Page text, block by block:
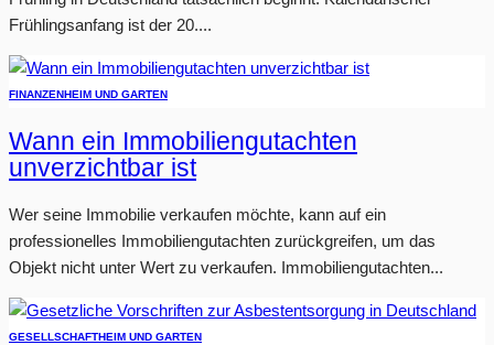
Frühlingsanfang ist der 20....
FINANZENHEIM UND GARTEN
Wann ein Immobiliengutachten
unverzichtbar ist
Wer seine Immobilie verkaufen möchte, kann auf ein
professionelles Immobiliengutachten zurückgreifen, um das
Objekt nicht unter Wert zu verkaufen. Immobiliengutachten...
GESELLSCHAFTHEIM UND GARTEN